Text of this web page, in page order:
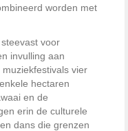
worden met
steevast voor
invulling aan
vier
hectaren
en de
erin de culturele
dans die grenzen